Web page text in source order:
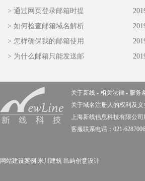
> 通过网页登录邮箱时提
> 如何检查邮箱域名解析
> 怎样确保我的邮箱使用
> 为什么邮箱只能发送邮
关于新线 - 相关法律 - 服务
关于域名注册人的权利及义
上海新线信息科技有限公司
客服联系电话：021-
网站建设案例:米川建筑 邑屿创意设计